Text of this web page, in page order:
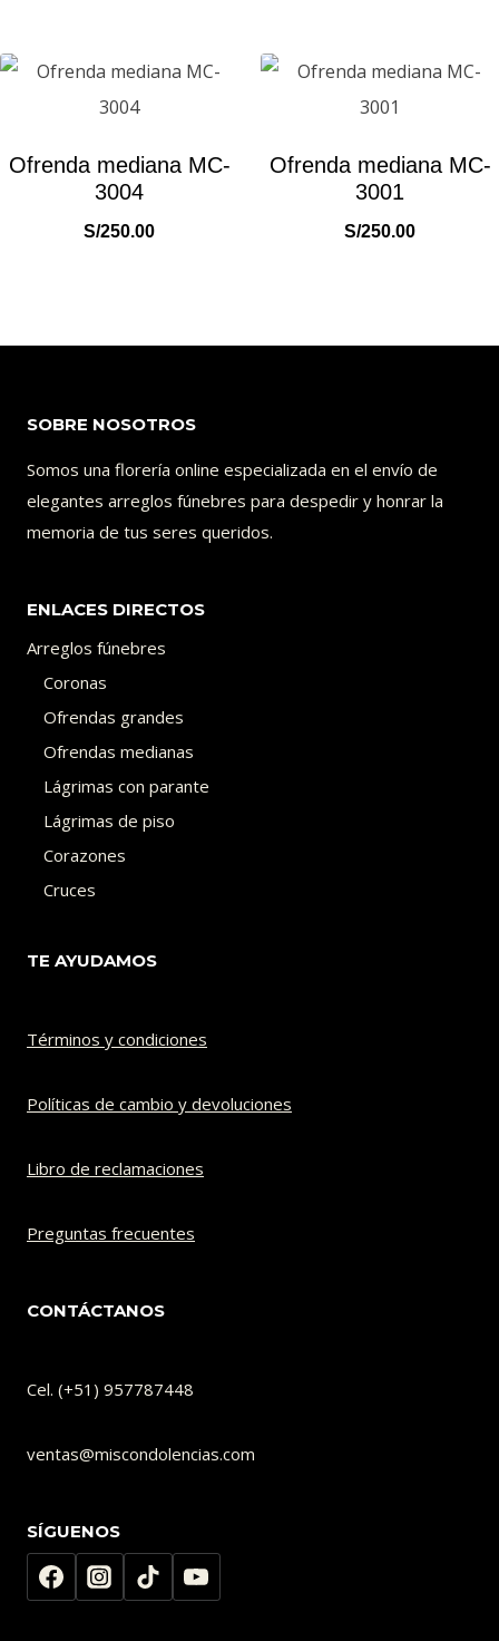
Ofrenda mediana MC-
3004
S/250.00
Ofrenda mediana MC-
3001
S/250.00
SOBRE NOSOTROS
Somos una florería online especializada en el envío de
elegantes arreglos fúnebres para despedir y honrar la
memoria de tus seres queridos.
ENLACES DIRECTOS
Arreglos fúnebres
Coronas
Ofrendas grandes
Ofrendas medianas
Lágrimas con parante
Lágrimas de piso
Corazones
Cruces
TE AYUDAMOS
Términos y condiciones
Políticas de cambio y devoluciones​
Libro de reclamaciones
Preguntas frecuentes
CONTÁCTANOS
Cel. (+51) 957787448
ventas@miscondolencias.com
SÍGUENOS